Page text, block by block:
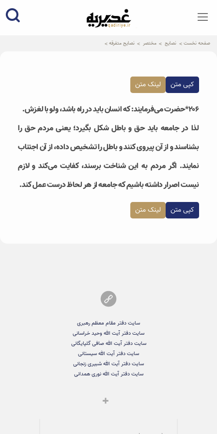
qadiriye.ir
نشریه ی غدیریه-بیانات استاد
صفحه نخست نصایح مختصر نصایح متفرقه
کپی متن لینک متن
۲۰۶*حضرت می‌فرمایند: که انسان باید در راه باشد، ولو با لغزش.
لذا در جامعه باید حق و باطل شکل بگیرد؛ یعنی مردم حق را
بشناسند و از آن پیروی کنند و باطل را تشخیص داده، از آن اجتناب
نمایند. اگر مردم به این شناخت برسند، کفایت می‌کند و لازم
نیست اصرار داشته باشیم که جامعه از هر لحاظ درست عمل کند.
کپی متن لینک متن
سایت دفتر مقام معظم رهبری
سایت دفتر آیت الله وحید خراسانی
سایت دفتر آیت الله صافی گلپایگانی
سایت دفتر آیت الله سیستانی
سایت دفتر آیت الله شبیری زنجانی
سایت دفتر آیت الله نوری همدانی